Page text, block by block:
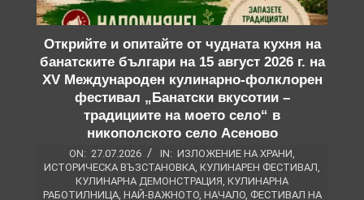
Открийте и опитайте от чудната кухня на
банатските българи на 15 август 2026 г. на
XV Международен кулинарно-фолклорен
фестивал „Банатски вкусотии –
традициите на моето село“ в
никополското село Асеново
ON: 27.07.2026 IN: ИЗЛОЖЕНИЕ НА ХРАНИ,
ИСТОРИЧЕСКА ВЪЗСТАНОВКА, КУЛИНАРЕН ФЕСТИВАЛ,
КУЛИНАРНА ДЕМОНСТРАЦИЯ, КУЛИНАРНА
РАБОТИЛНИЦА, НАЙ-ВАЖНОТО, НАЧАЛО, ФЕСТИВАЛ НА